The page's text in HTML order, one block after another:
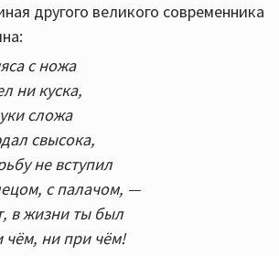
другого великого современника
с ножа
ни куска,
сложа
свысока,
не вступил
с палачом, —
в жизни ты был
чём, ни при чём!